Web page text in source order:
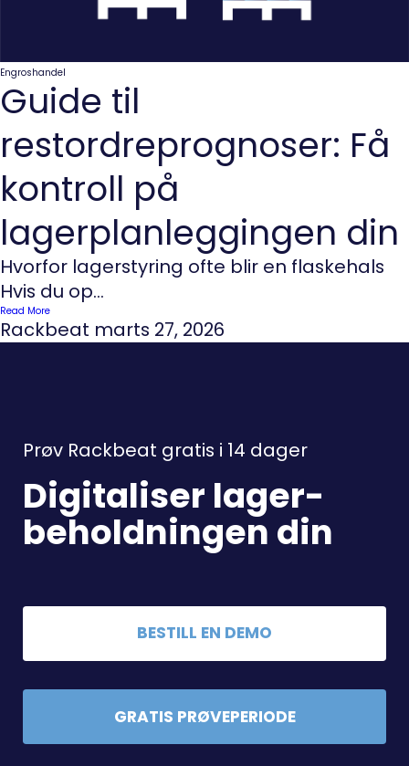
Engroshandel
Guide til
restordreprognoser: Få
kontroll på
lagerplanleggingen din
Hvorfor lagerstyring ofte blir en flaskehals
Hvis du op...
Read More
Rackbeat marts 27, 2026
Prøv Rackbeat gratis i 14 dager
Digitaliser lager-
beholdningen din
BESTILL EN DEMO
GRATIS PRØVEPERIODE